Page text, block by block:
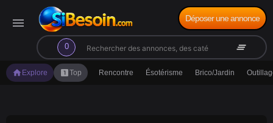
menu
0
search clear_all
Déposer une annonce
home Explore looks_oneTop Rencontre Ésotérisme Brico/Jardin